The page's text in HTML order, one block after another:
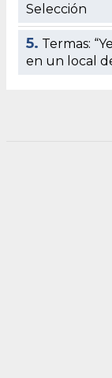
Selección
5. Termas:
en un local